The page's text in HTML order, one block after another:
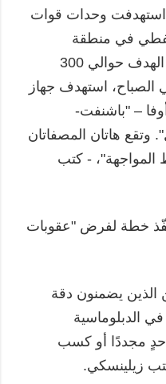
استهدفت وحدات قوات
في منطقة
كراسنودار. وتبلغ المسافة إلى الهدف حوالي 300
استهدف جهاز
– "باشنفت-
وتقع هاتان المصفاتان
من خط المواجهة"، - كتب
خطة لفرض "عقوبات
الذين يضمنون دقة
الدبلوماسية
أحدٍ مجددًا أو كسب
زيلينسكي.